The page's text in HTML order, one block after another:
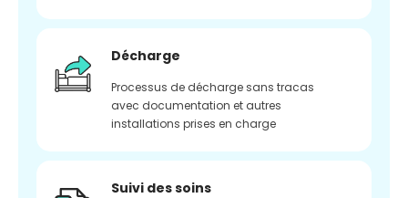
Décharge
Processus de décharge sans tracas
avec documentation et autres
installations prises en charge
Suivi des soins